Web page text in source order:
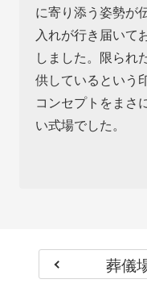
に寄り添う姿勢が
入れが行き届いて
しました。限られ
供しているという
コンセプトをまさ
い式場でした。
葬儀